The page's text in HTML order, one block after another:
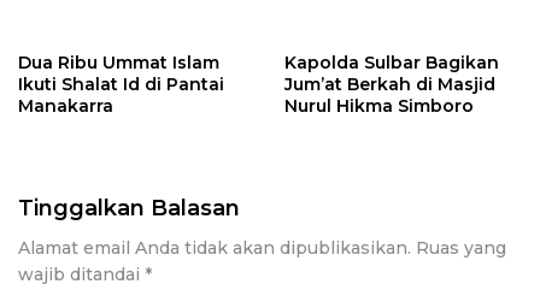
Dua Ribu Ummat Islam
Ikuti Shalat Id di Pantai
Manakarra
Kapolda Sulbar Bagikan
Jum’at Berkah di Masjid
Nurul Hikma Simboro
Tinggalkan Balasan
Alamat email Anda tidak akan dipublikasikan. Ruas yang
wajib ditandai *